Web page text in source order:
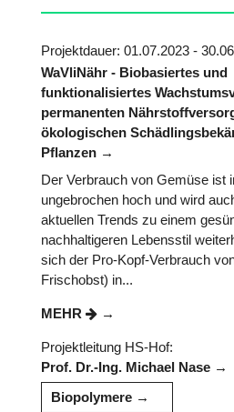
Projektdauer: 01.07.2023 -
WaVliNähr - Biobasiertes und
funktionalisiertes
permanenten
ökologischen
Pflanzen
Der Verbrauch von Gemüse ist
ungebrochen hoch und wird
aktuellen Trends zu einem
nachhaltigeren Lebensstil
sich der Pro-Kopf-Verbrauch
Frischobst) in...
MEHR
Projektleitung HS-Hof:
Prof. Dr.-Ing. Michael Nase
Biopolymere